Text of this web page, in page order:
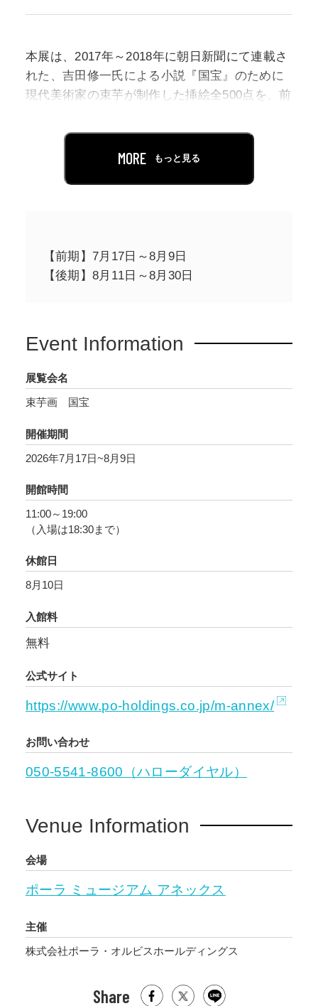
本展は、2017年～2018年に朝日新聞にて連載さ
れた、吉田修一氏による小説『国宝』のために
現代美術家の束芋が制作した挿絵全500点を、前
連載当時、束芋はまず墨による線画を描き、そ
面ごとの感情や空気感を色彩として重ねていき
体性も自然と反映されていたといいます。今回
の展示に際し束芋は、新聞の入稿時にはデータ
上で合成していた色彩部分を、和紙に描き留め
りに、当時の感覚を現在の身体で呼び起こしな
品と再び向き合う感覚と、新たな発見や面白さ
があったと語っています。
新聞という日々更新される時間性を伴うメディ
アの中で生み出された作品を通して、過去と現
り合う貴重な機会としていただければ幸いで
す。物語とイメージが交差しながら立ち上がる
束芋独自の世界観をぜひご体感ください。
MORE もっと見る
【前期】7月17日～8月9日
【後期】8月11日～8月30日
Event Information
展覧会名
束芋画 国宝
開催期間
2026年7月17日~8月9日
開館時間
11:00～19:00
（入場は18:30まで）
休館日
8月10日
入館料
無料
公式サイト
https://www.po-holdings.co.jp/m-annex/
お問い合わせ
050-5541-8600（ハローダイヤル）
Venue Information
会場
ポーラ ミュージアム アネックス
主催
株式会社ポーラ・オルビスホールディングス
Share